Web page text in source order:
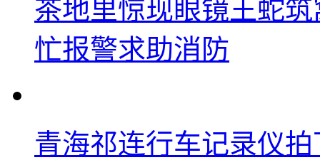
茶地里惊现眼镜王蛇
忙报警求助消防
青海祁连行车记录仪